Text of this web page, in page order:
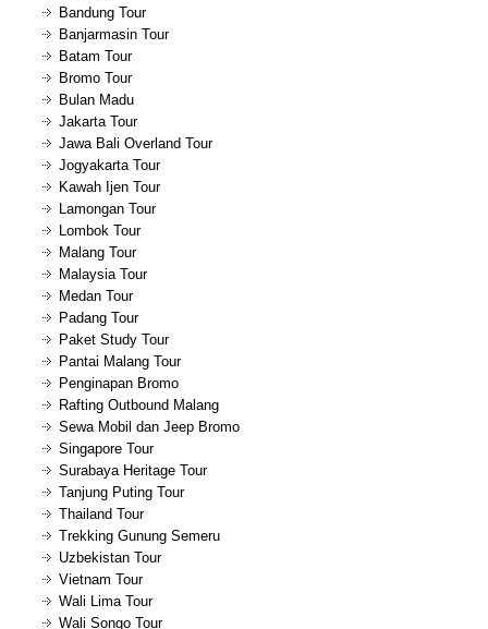
Bandung Tour
Banjarmasin Tour
Batam Tour
Bromo Tour
Bulan Madu
Jakarta Tour
Jawa Bali Overland Tour
Jogyakarta Tour
Kawah Ijen Tour
Lamongan Tour
Lombok Tour
Malang Tour
Malaysia Tour
Medan Tour
Padang Tour
Paket Study Tour
Pantai Malang Tour
Penginapan Bromo
Rafting Outbound Malang
Sewa Mobil dan Jeep Bromo
Singapore Tour
Surabaya Heritage Tour
Tanjung Puting Tour
Thailand Tour
Trekking Gunung Semeru
Uzbekistan Tour
Vietnam Tour
Wali Lima Tour
Wali Songo Tour